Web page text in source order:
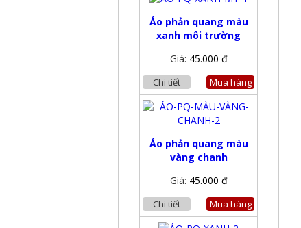
Áo phản quang màu
xanh môi trường
Giá: 45.000 đ
Chi tiết Mua hàng
Áo phản quang màu
vàng chanh
Giá: 45.000 đ
Chi tiết Mua hàng